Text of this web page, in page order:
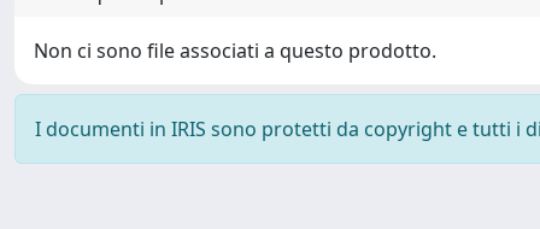
Non ci sono file associati a questo prodotto.
I documenti in IRIS sono protetti da copyright e tutti i